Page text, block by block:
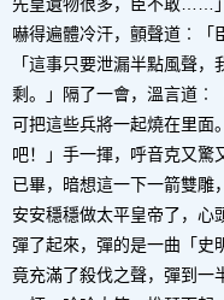
嚇得遍體冷汗，顫聲道︰
「這事只要泄漏半點風聲
剩。」隔了一會，溫言道︰
可把這些兵將一起燒在里面
吧！」手一揮，呼音克又驚
已畢，暗想這一下一箭雙雕
安安穩穩做太平皇帝了，心
彈了起來，彈的是一曲「史
竟充滿了殺伐之聲，彈到一